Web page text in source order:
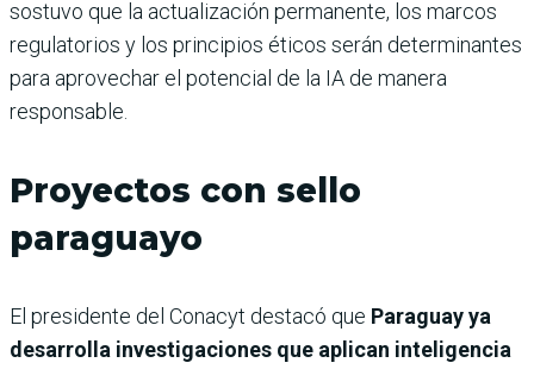
sostuvo que la actualización permanente, los marcos
regulatorios y los principios éticos serán determinantes
para aprovechar el potencial de la IA de manera
responsable.
Proyectos con sello
paraguayo
El presidente del Conacyt destacó que Paraguay ya
desarrolla investigaciones que aplican inteligencia